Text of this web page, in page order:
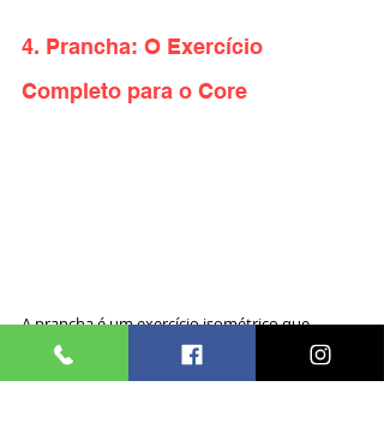
4. Prancha: O Exercício
Completo para o Core
A prancha é um exercício isométrico que
fortalece todo o core, incluindo abdômen,
costas baixa e músculos estabilizadores. É um